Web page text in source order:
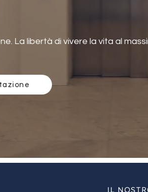
La libertà di vivere la vita al
IL